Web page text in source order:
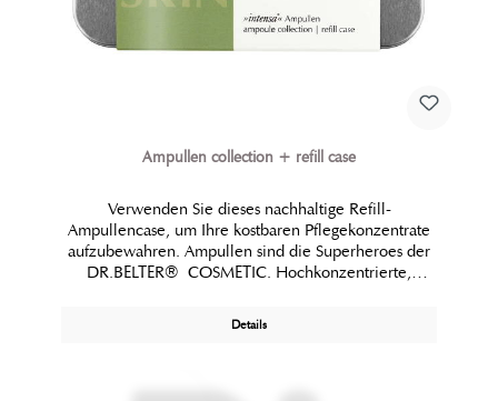
Ampullen collection + refill case
Verwenden Sie dieses nachhaltige Refill-
Ampullencase, um Ihre kostbaren Pflegekonzentrate
aufzubewahren. Ampullen sind die Superheroes der
DR.BELTER® COSMETIC. Hochkonzentrierte,
Concept® sorgen für Pflegeerfolge, die man sieht
und fühlt. Ob therapeutisch, puristisch und ganz ohne
Details